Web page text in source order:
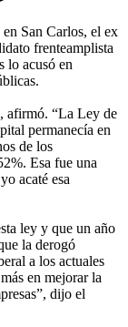
San Carlos, el ex
frenteamplista
lo acusó en
afirmó. “La Ley de
permanecía en
de los
Esa fue una
acaté esa
ley y que un año
la derogó
a los actuales
en mejorar la
dijo el